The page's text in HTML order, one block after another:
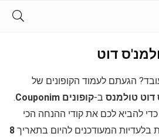
הגעתם לעמוד הקופונים של
ב-קופונים Couponim
.
להביא לכם את קודי ההנחה הכי
בלעדיות המעודכנים להיום בתאריך 8